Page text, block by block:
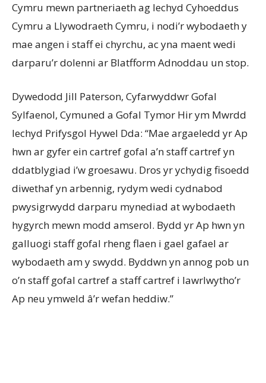
Cymru mewn partneriaeth ag Iechyd Cyhoeddus
Cymru a Llywodraeth Cymru, i nodi’r wybodaeth y
mae angen i staff ei chyrchu, ac yna maent wedi
darparu’r dolenni ar Blatfform Adnoddau un stop.
Dywedodd Jill Paterson, Cyfarwyddwr Gofal
Sylfaenol, Cymuned a Gofal Tymor Hir ym Mwrdd
Iechyd Prifysgol Hywel Dda: “Mae argaeledd yr Ap
hwn ar gyfer ein cartref gofal a’n staff cartref yn
ddatblygiad i’w groesawu. Dros yr ychydig fisoedd
diwethaf yn arbennig, rydym wedi cydnabod
pwysigrwydd darparu mynediad at wybodaeth
hygyrch mewn modd amserol. Bydd yr Ap hwn yn
galluogi staff gofal rheng flaen i gael gafael ar
wybodaeth am y swydd. Byddwn yn annog pob un
o’n staff gofal cartref a staff cartref i lawrlwytho’r
Ap neu ymweld â’r wefan heddiw.”